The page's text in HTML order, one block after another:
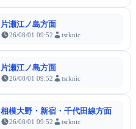
片瀬江ノ島方面
26/08/01 09:52 tsrknic
片瀬江ノ島方面
26/08/01 09:52 tsrknic
相模大野・新宿・千代田線方面
26/08/01 09:52 tsrknic